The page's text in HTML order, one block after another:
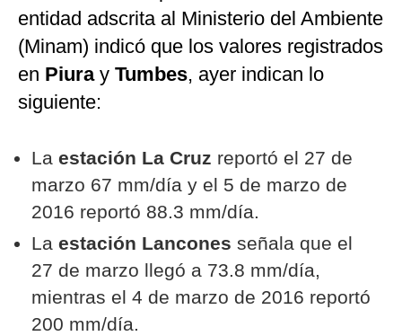
entidad adscrita al Ministerio del Ambiente
(Minam) indicó que los valores registrados
en Piuray Tumbes, ayer indican lo
siguiente:
La estación La Cruz reportó el 27 de
marzo 67 mm/día y el 5 de marzo de
2016 reportó 88.3 mm/día.
La estación Lancones señala que el
27 de marzo llegó a 73.8 mm/día,
mientras el 4 de marzo de 2016 reportó
200 mm/día.